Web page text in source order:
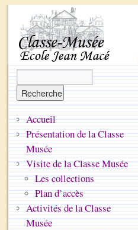
Accueil
Présentation de la Classe
Musée
Visite de la Classe Musée
Les collections
Plan d’accès
Activités de la Classe
Musée